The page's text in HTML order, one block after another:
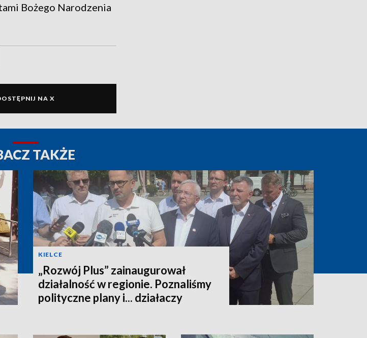
Bożego Narodzenia
NA X
TAKŻE
KIELCE
„Rozwój Plus” zainaugurował
działalność w regionie. Poznaliśmy
polityczne plany i... działaczy